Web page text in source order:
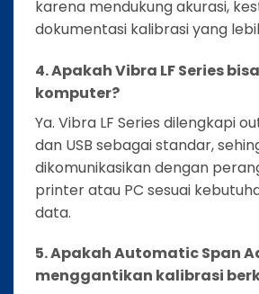
karena mendukung akurasi,
dokumentasi kalibrasi yang
4. Apakah Vibra LF Series
komputer?
Ya. Vibra LF Series dilengkapi
dan USB sebagai standar,
dikomunikasikan dengan
printer atau PC sesuai
data.
5. Apakah Automatic Span
menggantikan kalibrasi